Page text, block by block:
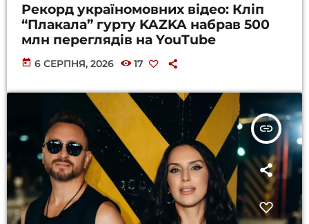
Рекорд україномовних відео: Кліп
“Плакала” гурту KAZKA набрав 500
млн переглядів на YouTube
today 6 СЕРПНЯ, 2026 17
insert_link